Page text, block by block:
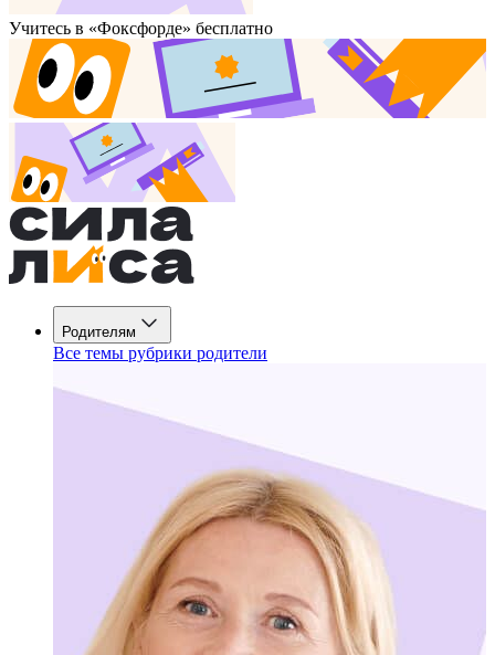
Учитесь в «Фоксфорде» бесплатно
Родителям
Все темы рубрики родители